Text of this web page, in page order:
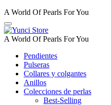
A World Of Pearls For You
A World Of Pearls For You
Pendientes
Pulseras
Collares y colgantes
Anillos
Colecciones de perlas
Best-Selling